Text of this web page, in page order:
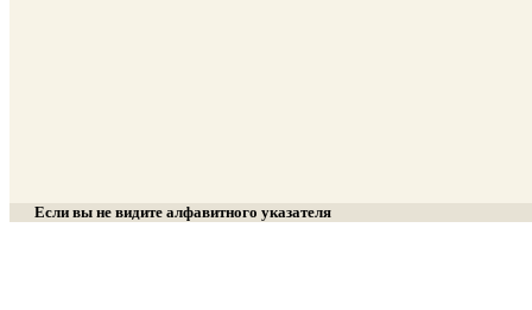
Если вы не видите алфавитного указателя